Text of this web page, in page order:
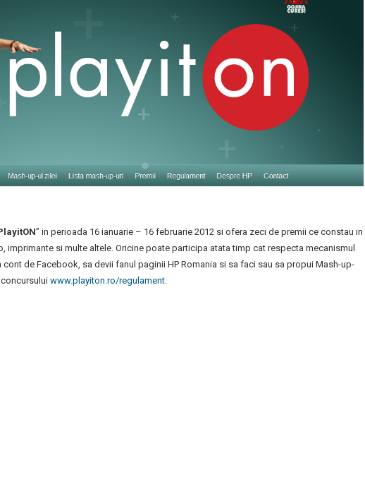
” in perioada 16 ianuarie – 16 februarie 2012 si ofera zeci de premii ce constau in
si multe altele. Oricine poate participa atata timp cat respecta mecanismul
de Facebook, sa devii fanul paginii HP Romania si sa faci sau sa propui Mash-up-
www.playiton.ro/regulament